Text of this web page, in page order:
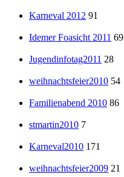
Karneval 2012 91
Idemer Foasicht 2011 69
Jugendinfotag2011 28
weihnachtsfeier2010 54
Familienabend 2010 86
stmartin2010 7
Karneval2010 171
weihnachtsfeier2009 21